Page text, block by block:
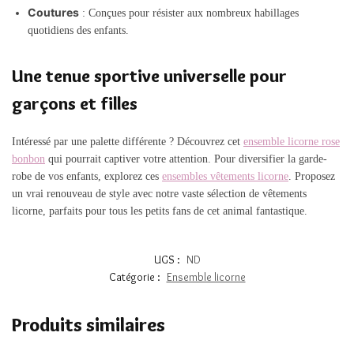
Coutures : Conçues pour résister aux nombreux habillages
quotidiens des enfants.
Une tenue sportive universelle pour
garçons et filles
Intéressé par une palette différente ? Découvrez cet ensemble licorne rose
bonbon qui pourrait captiver votre attention. Pour diversifier la garde-
robe de vos enfants, explorez ces ensembles vêtements licorne . Proposez
un vrai renouveau de style avec notre vaste sélection de vêtements
licorne, parfaits pour tous les petits fans de cet animal fantastique.
UGS : ND
Catégorie : Ensemble licorne
Produits similaires